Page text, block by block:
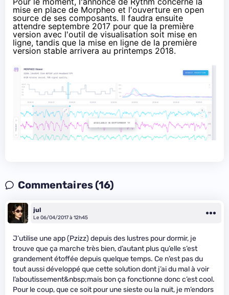
mise en place de Morpheo et l'ouverture en open
source de ses composants. Il faudra ensuite
attendre septembre 2017 pour que la première
version avec l'outil de visualisation soit mise en
ligne, tandis que la mise en ligne de la première
version stable arrivera au printemps 2018.
Commentaires (16)
jul
Le 06/04/2017 à 12h45
J’utilise une app (Pzizz) depuis des lustres pour dormir, je
trouve que ça marche très bien, d’autant plus qu’elle s’est
grandement étoffée depuis quelque temps. Ce n’est pas du
tout aussi développé que cette solution dont j’ai du mal à voir
l’aboutissement&nbsp;mais bon ça fonctionne donc c’est cool.
Pour le coup, que ce soit pour une sieste ou la nuit, je m’endors